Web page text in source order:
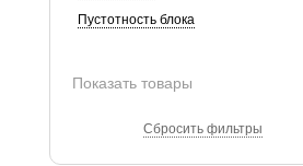
Пустотность блока
Показать товары
Сбросить фильтры